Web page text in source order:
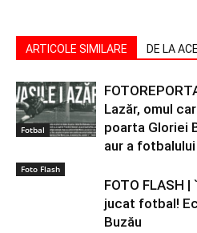
ARTICOLE SIMILARE DE LA
Fotbal
Lazăr, omul
poarta Gloriei
aur a
Foto Flash
FOTO FLASH
jucat fotbal!
Buzău